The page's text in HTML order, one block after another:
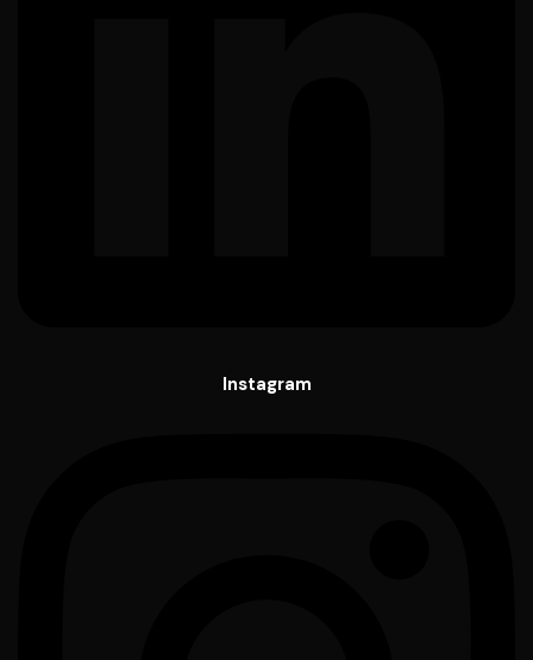
Instagram